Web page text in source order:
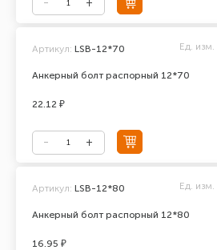
Анкерный болт распорный 12*70
Артикул: LSB-12*70 Ед. изм.
22.12 ₽
Анкерный болт распорный 12*80
Артикул: LSB-12*80 Ед. изм.
16.95 ₽